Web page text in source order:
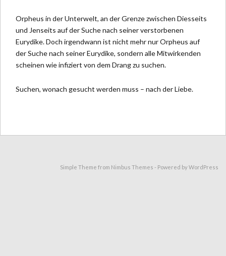
Orpheus in der Unterwelt, an der Grenze zwischen Diesseits
und Jenseits auf der Suche nach seiner verstorbenen
Eurydike. Doch irgendwann ist nicht mehr nur Orpheus auf
der Suche nach seiner Eurydike, sondern alle Mitwirkenden
scheinen wie infiziert von dem Drang zu suchen.
Suchen, wonach gesucht werden muss – nach der Liebe.
Simple Theme from Nimbus Themes - Powered byWordPress